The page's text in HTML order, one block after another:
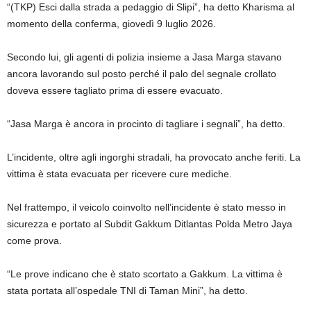
“(TKP) Esci dalla strada a pedaggio di Slipi”, ha detto Kharisma al
momento della conferma, giovedì 9 luglio 2026.
Secondo lui, gli agenti di polizia insieme a Jasa Marga stavano
ancora lavorando sul posto perché il palo del segnale crollato
doveva essere tagliato prima di essere evacuato.
“Jasa Marga è ancora in procinto di tagliare i segnali”, ha detto.
L’incidente, oltre agli ingorghi stradali, ha provocato anche feriti. La
vittima è stata evacuata per ricevere cure mediche.
Nel frattempo, il veicolo coinvolto nell’incidente è stato messo in
sicurezza e portato al Subdit Gakkum Ditlantas Polda Metro Jaya
come prova.
“Le prove indicano che è stato scortato a Gakkum. La vittima è
stata portata all’ospedale TNI di Taman Mini”, ha detto.